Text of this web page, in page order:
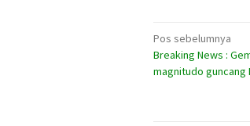
Navigasi
pos
Pos sebelumnya
Breaking News :
magnitudo guncang